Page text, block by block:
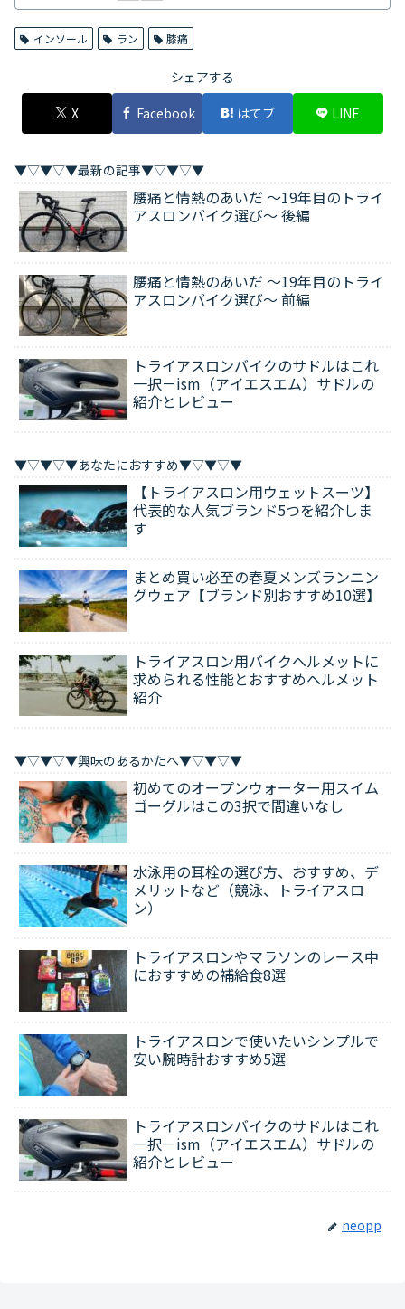
インソール ラン 膝痛
シェアする
X
Facebook はてブ LINE
▼▽▼▽▼最新の記事▼▽▼▽▼
腰痛と情熱のあいだ ～19年目のトライ
アスロンバイク選び～ 後編
腰痛と情熱のあいだ ～19年目のトライ
アスロンバイク選び～ 前編
トライアスロンバイクのサドルはこれ
一択－ism（アイエスエム）サドルの
紹介とレビュー
▼▽▼▽▼あなたにおすすめ▼▽▼▽▼
【トライアスロン用ウェットスーツ】
代表的な人気ブランド5つを紹介しま
す
まとめ買い必至の春夏メンズランニン
グウェア【ブランド別おすすめ10選】
トライアスロン用バイクヘルメットに
求められる性能とおすすめヘルメット
紹介
▼▽▼▽▼興味のあるかたへ▼▽▼▽▼
初めてのオープンウォーター用スイム
ゴーグルはこの3択で間違いなし
水泳用の耳栓の選び方、おすすめ、デ
メリットなど（競泳、トライアスロ
ン）
トライアスロンやマラソンのレース中
におすすめの補給食8選
トライアスロンで使いたいシンプルで
安い腕時計おすすめ5選
トライアスロンバイクのサドルはこれ
一択－ism（アイエスエム）サドルの
紹介とレビュー
neopp